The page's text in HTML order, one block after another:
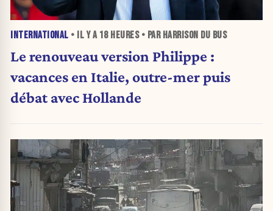
INTERNATIONAL • IL Y A 18 HEURES• PAR HARRISON DU BUS
Le renouveau version Philippe :
vacances en Italie, outre-mer puis
débat avec Hollande